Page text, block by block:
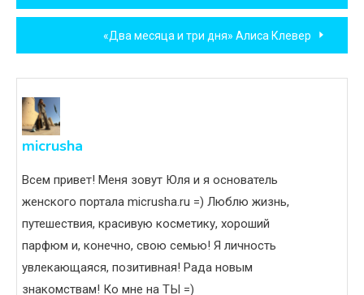
по
записям
«Два месяца и три дня» Алиса Клевер
micrusha
Всем привет! Меня зовут Юля и я основатель
женского портала micrusha.ru =) Люблю жизнь,
путешествия, красивую косметику, хороший
парфюм и, конечно, свою семью! Я личность
увлекающаяся, позитивная! Рада новым
знакомствам! Ко мне на ТЫ =)